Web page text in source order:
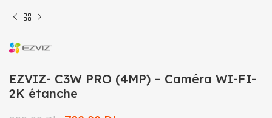
EZVIZ- C3W PRO (4MP) – Caméra WI-FI-
2K étanche